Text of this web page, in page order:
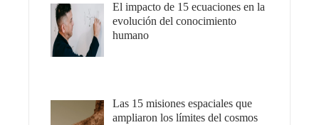
El impacto de 15 ecuaciones en la
evolución del conocimiento
humano
Las 15 misiones espaciales que
ampliaron los límites del cosmos